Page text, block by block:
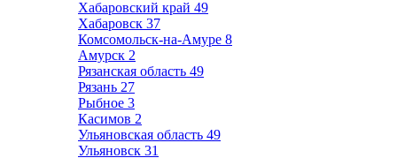
Хабаровский край 49
Хабаровск 37
Комсомольск-на-Амуре 8
Амурск 2
Рязанская область 49
Рязань 27
Рыбное 3
Касимов 2
Ульяновская область 49
Ульяновск 31